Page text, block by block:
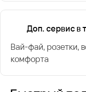
Доп. сервис в
Вай-фай, розетки,
комфорта